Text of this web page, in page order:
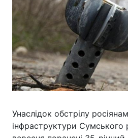
Унаслідок обстрілу
інфраструктури Сумського